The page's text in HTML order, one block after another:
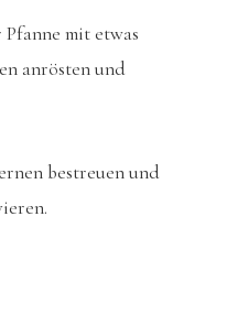
mit etwas
anrösten und
bestreuen und